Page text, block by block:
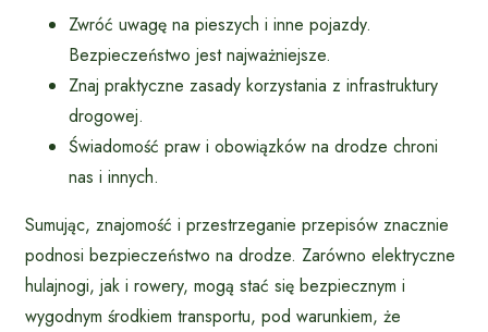
Zwróć uwagę na pieszych i inne pojazdy.
Bezpieczeństwo jest najważniejsze.
Znaj praktyczne zasady korzystania z infrastruktury
drogowej.
Świadomość praw i obowiązków na drodze chroni
nas i innych.
Sumując, znajomość i przestrzeganie przepisów znacznie
podnosi bezpieczeństwo na drodze. Zarówno elektryczne
hulajnogi, jak i rowery, mogą stać się bezpiecznym i
wygodnym środkiem transportu, pod warunkiem, że